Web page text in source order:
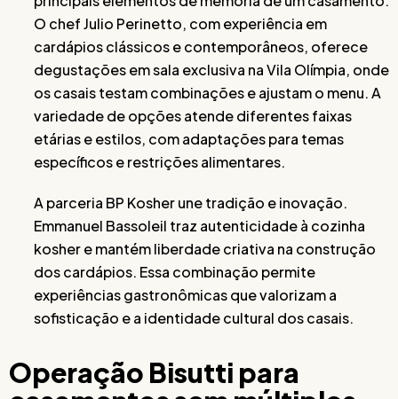
O chef Julio Perinetto, com experiência em
cardápios clássicos e contemporâneos, oferece
degustações em sala exclusiva na Vila Olímpia, onde
os casais testam combinações e ajustam o menu. A
variedade de opções atende diferentes faixas
etárias e estilos, com adaptações para temas
específicos e restrições alimentares.
A parceria BP Kosher une tradição e inovação.
Emmanuel Bassoleil traz autenticidade à cozinha
kosher e mantém liberdade criativa na construção
dos cardápios. Essa combinação permite
experiências gastronômicas que valorizam a
sofisticação e a identidade cultural dos casais.
Operação Bisutti para